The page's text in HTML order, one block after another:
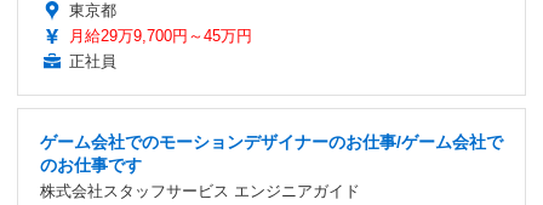
東京都
月給29万9,700円～45万円
正社員
ゲーム会社でのモーションデザイナーのお仕事/ゲーム会社で
のお仕事です
株式会社スタッフサービス エンジニアガイド